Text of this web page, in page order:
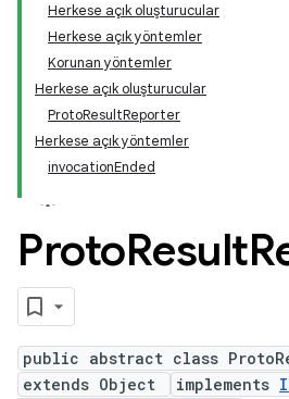
Herkese açık oluşturucular
Herkese açık yöntemler
Korunan yöntemler
Herkese açık oluşturucular
ProtoResultReporter
Herkese açık yöntemler
invocationEnded
ProtoResult
public abstract class
extends Object
implements